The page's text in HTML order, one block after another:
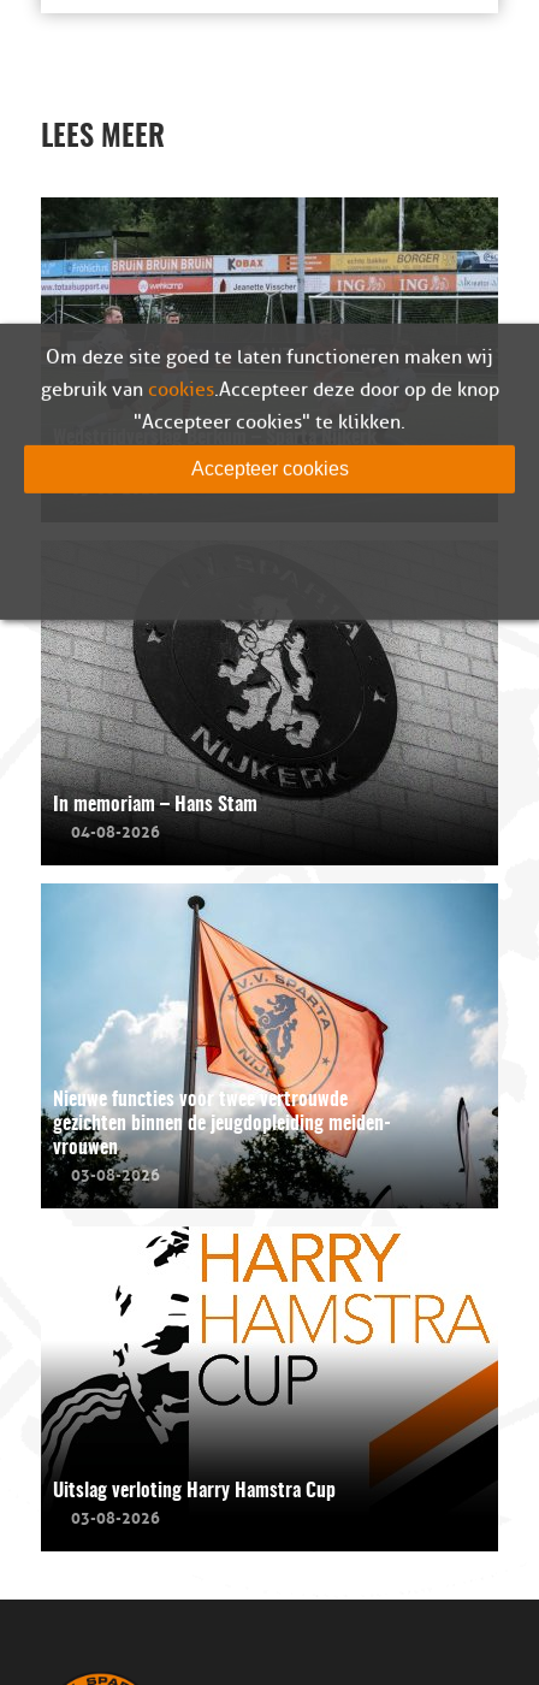
LEES MEER
Wedstrijdverslag Berkum – Sparta Nijkerk
In memoriam – Hans Stam
04-08-2026
Nieuwe functies voor twee vertrouwde
gezichten binnen de jeugdopleiding meiden-
vrouwen
03-08-2026
Uitslag verloting Harry Hamstra Cup
03-08-2026
Om deze site goed te laten functioneren maken wij
gebruik van cookies. Accepteer deze door op de knop
"Accepteer cookies" te klikken.
Accepteer cookies